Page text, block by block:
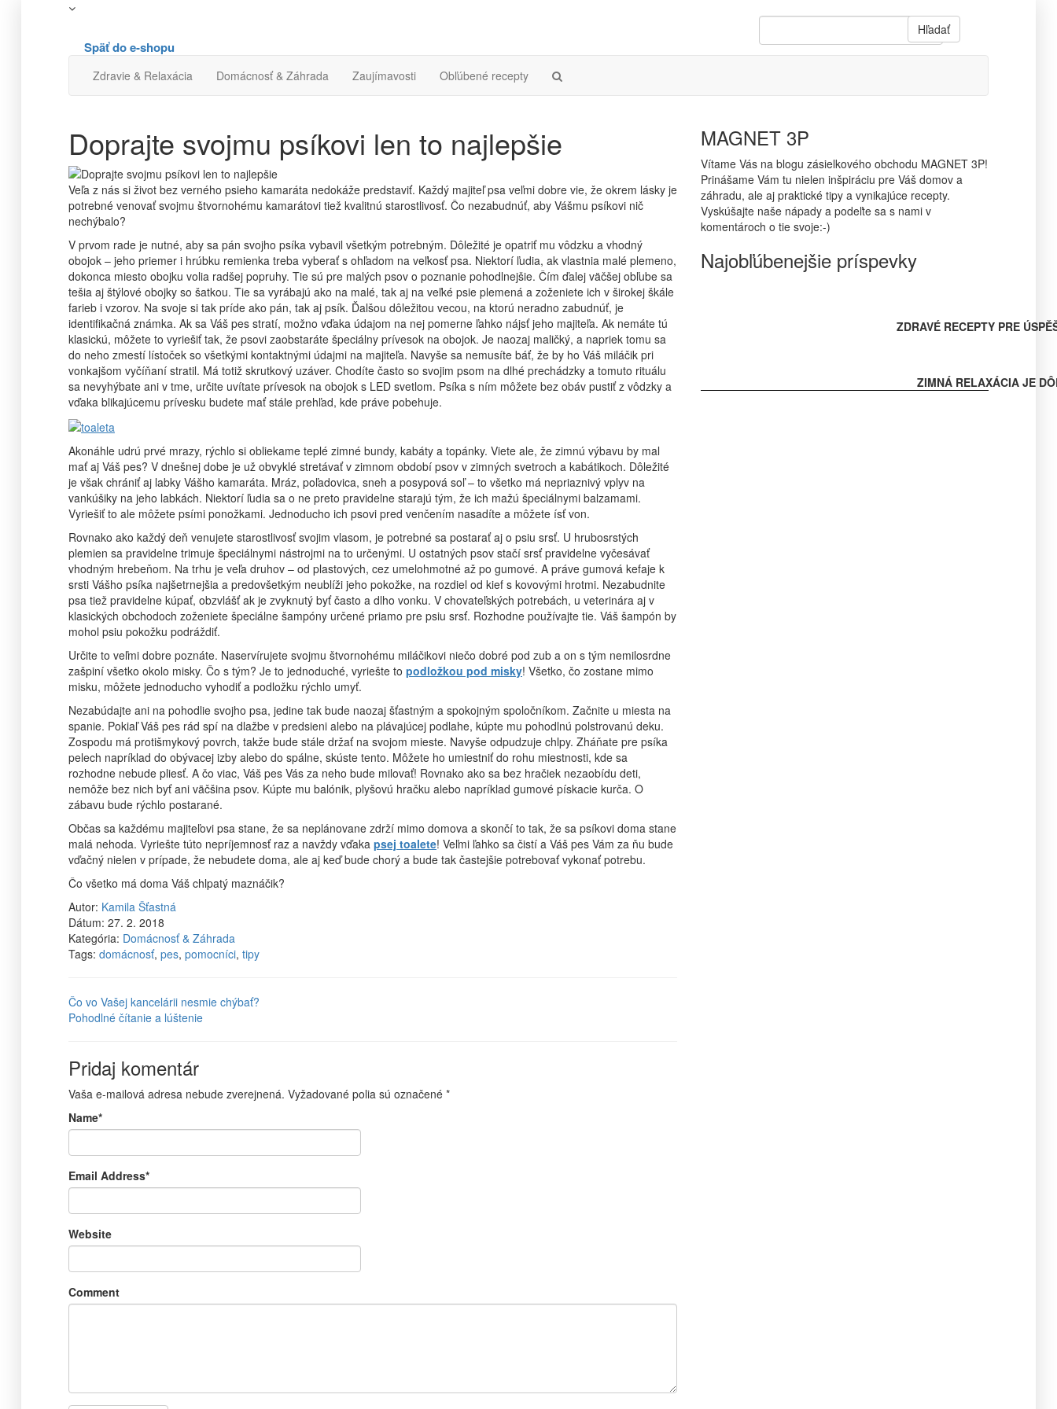
Hľadať
Späť do e-shopu
Zdravie & Relaxácia Domácnosť & Záhrada Zaujímavosti Obľúbené recepty
Doprajte svojmu psíkovi len to najlepšie
Veľa z nás si život bez verného psieho kamaráta nedokáže predstaviť. Každý majiteľ psa veľmi dobre vie, že okrem lásky je
potrebné venovať svojmu štvornohému kamarátovi tiež kvalitnú starostlivosť. Čo nezabudnúť, aby Vášmu psíkovi nič
nechýbalo?
V prvom rade je nutné, aby sa pán svojho psíka vybavil všetkým potrebným. Dôležité je opatriť mu vôdzku a vhodný
obojok – jeho priemer i hrúbku remienka treba vyberať s ohľadom na veľkosť psa. Niektorí ľudia, ak vlastnia malé plemeno,
dokonca miesto obojku volia radšej popruhy. Tie sú pre malých psov o poznanie pohodlnejšie. Čím ďalej väčšej obľube sa
tešia aj štýlové obojky so šatkou. Tie sa vyrábajú ako na malé, tak aj na veľké psie plemená a zoženiete ich v širokej škále
farieb i vzorov. Na svoje si tak príde ako pán, tak aj psík. Ďalšou dôležitou vecou, ​​na ktorú neradno zabudnúť, je
identifikačná známka. Ak sa Váš pes stratí, možno vďaka údajom na nej pomerne ľahko nájsť jeho majiteľa. Ak nemáte tú
klasickú, môžete to vyriešiť tak, že psovi zaobstaráte špeciálny prívesok na obojok. Je naozaj maličký, a napriek tomu sa
do neho zmestí lístoček so všetkými kontaktnými údajmi na majiteľa. Navyše sa nemusíte báť, že by ho Váš miláčik pri
vonkajšom vyčíňaní stratil. Má totiž skrutkový uzáver. Chodíte často so svojim psom na dlhé prechádzky a tomuto rituálu
sa nevyhýbate ani v tme, určite uvítate prívesok na obojok s LED svetlom. Psíka s ním môžete bez obáv pustiť z vôdzky a
vďaka blikajúcemu prívesku budete mať stále prehľad, kde práve pobehuje.
Akonáhle udrú prvé mrazy, rýchlo si obliekame teplé zimné bundy, kabáty a topánky. Viete ale, že zimnú výbavu by mal
mať aj Váš pes? V dnešnej dobe je už obvyklé stretávať v zimnom období psov v zimných svetroch a kabátikoch. Dôležité
je však chrániť aj labky Vášho kamaráta. Mráz, poľadovica, sneh a posypová soľ – to všetko má nepriaznivý vplyv na
vankúšiky na jeho labkách. Niektorí ľudia sa o ne preto pravidelne starajú tým, že ich mažú špeciálnymi balzamami.
Vyriešiť to ale môžete psími ponožkami. Jednoducho ich psovi pred venčením nasadíte a môžete ísť von.
Rovnako ako každý deň venujete starostlivosť svojim vlasom, je potrebné sa postarať aj o psiu srsť. U hrubosrstých
plemien sa pravidelne trimuje špeciálnymi nástrojmi na to určenými. U ostatných psov stačí srsť pravidelne vyčesávať
vhodným hrebeňom. Na trhu je veľa druhov – od plastových, cez umelohmotné až po gumové. A práve gumová kefaje k
srsti Vášho psíka najšetrnejšia a predovšetkým neublíži jeho pokožke, na rozdiel od kief s kovovými hrotmi. Nezabudnite
psa tiež pravidelne kúpať, obzvlášť ak je zvyknutý byť často a dlho vonku. V chovateľských potrebách, u veterinára aj v
klasických obchodoch zoženiete špeciálne šampóny určené priamo pre psiu srsť. Rozhodne používajte tie. Váš šampón by
mohol psiu pokožku podráždiť.
Určite to veľmi dobre poznáte. Naservírujete svojmu štvornohému miláčikovi niečo dobré pod zub a on s tým nemilosrdne
zašpiní všetko okolo misky. Čo s tým? Je to jednoduché, vyriešte to podložkou pod misky! Všetko, čo zostane mimo
misku, môžete jednoducho vyhodiť a podložku rýchlo umyť.
Nezabúdajte ani na pohodlie svojho psa, jedine tak bude naozaj šťastným a spokojným spoločníkom. Začnite u miesta na
spanie. Pokiaľ Váš pes rád spí na dlažbe v predsieni alebo na plávajúcej podlahe, kúpte mu pohodlnú polstrovanú deku.
Zospodu má protišmykový povrch, takže bude stále držať na svojom mieste. Navyše odpudzuje chlpy. Zháňate pre psíka
pelech napríklad do obývacej izby alebo do spálne, skúste tento. Môžete ho umiestniť do rohu miestnosti, kde sa
rozhodne nebude pliesť. A čo viac, Váš pes Vás za neho bude milovať! Rovnako ako sa bez hračiek nezaobídu deti,
nemôže bez nich byť ani väčšina psov. Kúpte mu balónik, plyšovú hračku alebo napríklad gumové pískacie kurča. O
zábavu bude rýchlo postarané.
Občas sa každému majiteľovi psa stane, že sa neplánovane zdrží mimo domova a skončí to tak, že sa psíkovi doma stane
malá nehoda. Vyriešte túto nepríjemnosť raz a navždy vďaka psej toalete! Veľmi ľahko sa čistí a Váš pes Vám za ňu bude
vďačný nielen v prípade, že nebudete doma, ale aj keď bude chorý a bude tak častejšie potrebovať vykonať potrebu.
Čo všetko má doma Váš chlpatý maznáčik?
Autor: Kamila Šťastná
Dátum: 27. 2. 2018
Kategória: Domácnosť & Záhrada
Tags: domácnosť, pes, pomocníci, tipy
Čo vo Vašej kancelárii nesmie chýbať?
Pohodlné čítanie a lúštenie
Pridaj komentár
Vaša e-mailová adresa nebude zverejnená. Vyžadované polia sú označené *
Name*
Email Address*
Website
Comment
MAGNET 3P
Vítame Vás na blogu zásielkového obchodu MAGNET 3P!
Prinášame Vám tu nielen inšpiráciu pre Váš domov a
záhradu, ale aj praktické tipy a vynikajúce recepty.
Vyskúšajte naše nápady a podeľte sa s nami v
komentároch o tie svoje:-)
Najobľúbenejšie príspevky
ZDRAVÉ RECEPTY PRE
ZIMNÁ RELAXÁCIA JE